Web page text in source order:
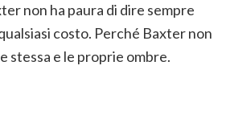
non ha paura di dire sempre
costo. Perché Baxter non
stessa e le proprie ombre.